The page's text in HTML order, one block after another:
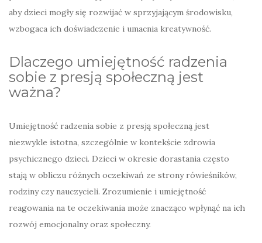
aby dzieci mogły się rozwijać w sprzyjającym środowisku,
wzbogaca ich doświadczenie i umacnia kreatywność.
Dlaczego umiejętność radzenia
sobie z presją społeczną jest
ważna?
Umiejętność radzenia sobie z presją społeczną jest
niezwykle istotna, szczególnie w kontekście zdrowia
psychicznego dzieci. Dzieci w okresie dorastania często
stają w obliczu różnych oczekiwań ze strony rówieśników,
rodziny czy nauczycieli. Zrozumienie i umiejętność
reagowania na te oczekiwania może znacząco wpłynąć na ich
rozwój emocjonalny oraz społeczny.